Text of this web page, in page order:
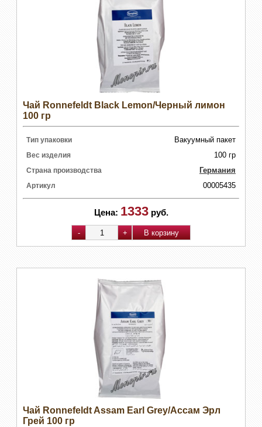
Чай Ronnefeldt Black Lemon/Черный лимон
100 гр
Тип упаковки Вакуумный пакет
Вес изделия 100 гр
Страна производства Германия
Артикул 00005435
Цена: 1333 руб.
Чай Ronnefeldt Assam Earl Grey/Ассам Эрл
Грей 100 гр